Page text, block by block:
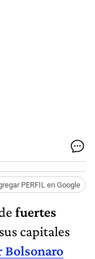
PERFIL en Google
fuertes
capitales
Bolsonaro